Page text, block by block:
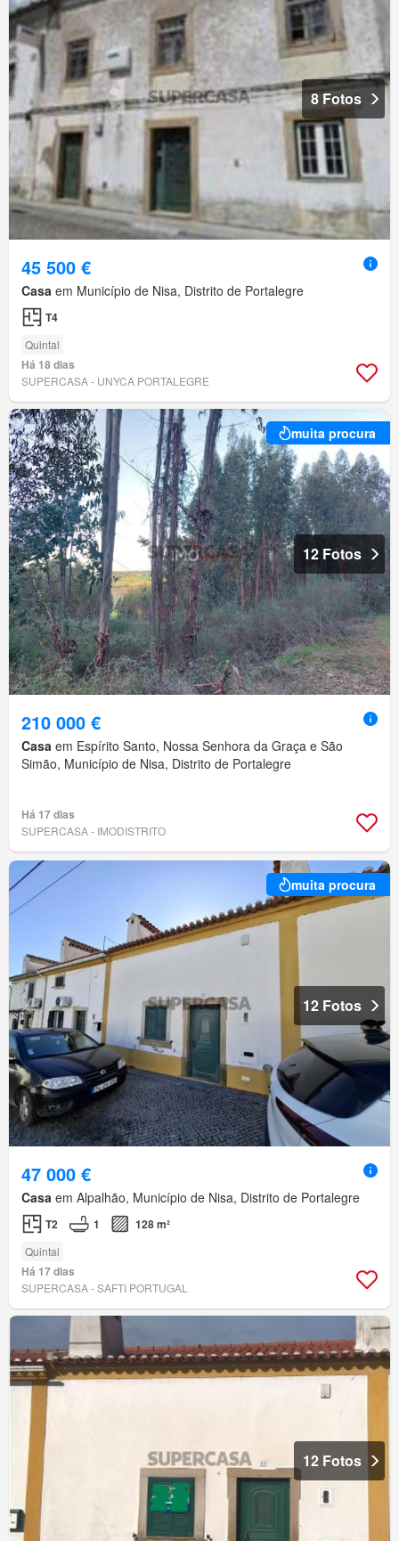
8 Fotos
45 500 €
Casa em Município de Nisa, Distrito de Portalegre
T4
Quintal
Há 18 dias
SUPERCASA - UNYCA PORTALEGRE
muita procura
12 Fotos
210 000 €
Casa em Espírito Santo, Nossa Senhora da Graça e São
Simão, Município de Nisa, Distrito de Portalegre
Há 17 dias
SUPERCASA - IMODISTRITO
muita procura
12 Fotos
47 000 €
Casa em Alpalhão, Município de Nisa, Distrito de Portalegre
T2 1 128 m²
Quintal
Há 17 dias
SUPERCASA - SAFTI PORTUGAL
12 Fotos